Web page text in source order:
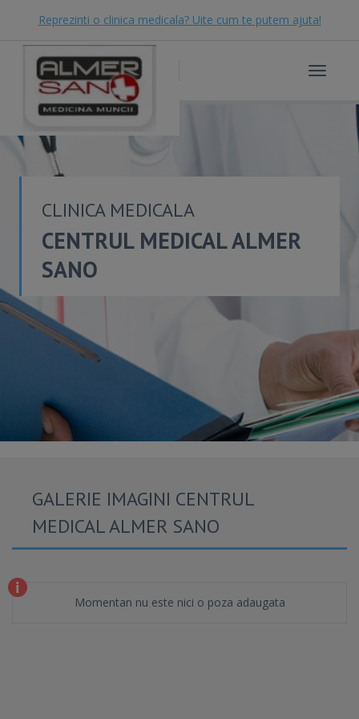
Reprezinti o clinica medicala? Uite cum te putem ajuta!
Toggle
CLINICA MEDICALA
CENTRUL MEDICAL ALMER
SANO
GALERIE IMAGINI CENTRUL
MEDICAL ALMER SANO
Momentan nu este nici o poza adaugata